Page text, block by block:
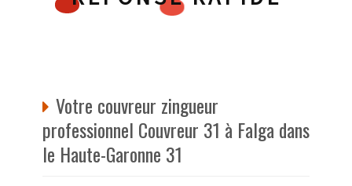
Votre couvreur zingueur
professionnel Couvreur 31 à Falga dans
le Haute-Garonne 31